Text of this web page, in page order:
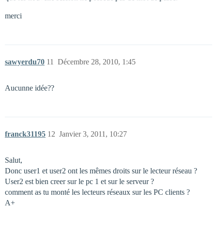
merci
sawyerdu70 Décembre 28, 2010, 1:45
11
Aucunne idée??
franck31195 Janvier 3, 2011, 10:27
12
Salut,
Donc user1 et user2 ont les mêmes droits sur le lecteur réseau ?
User2 est bien creer sur le pc 1 et sur le serveur ?
comment as tu monté les lecteurs réseaux sur les PC clients ?
A+